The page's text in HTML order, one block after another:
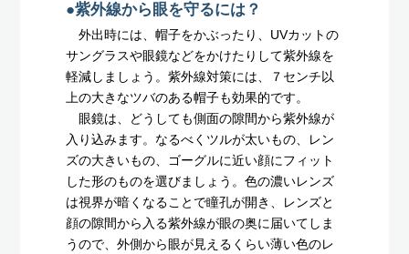
●紫外線から眼を守るには？
外出時には、帽子をかぶったり、UVカットの
サングラスや眼鏡などをかけたりして紫外線を
軽減しましょう。紫外線対策には、７センチ以
上の大きなツバのある帽子も効果的です。
眼鏡は、どうしても側面の隙間から紫外線が
入り込みます。なるべくツルが太いもの、レン
ズの大きいもの、ゴーグルに近い顔にフィット
した形のものを選びましょう。色の濃いレンズ
は視界が暗くなることで瞳孔が開き、レンズと
顔の隙間から入る紫外線が眼の奥に届いてしま
うので、外側から眼が見えるくらい薄い色のレ